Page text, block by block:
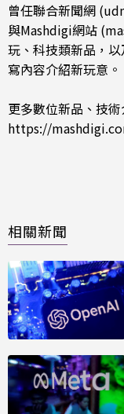
曾任聯合新聞網
與Mashdigi網站
玩、科技類新品，
寫內容介紹新玩意。
更多數位新品、技
https://
相關新聞